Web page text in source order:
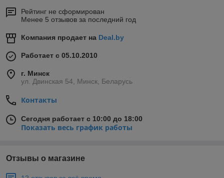
Рейтинг не сформирован
Менее 5 отзывов за последний год
Компания продает на Deal.by
Работает с 05.10.2010
г. Минск
ул. Двинская 54, Минск, Беларусь
Контакты
Сегодня работает с 10:00 до 18:00
Показать весь график работы
Отзывы о магазине